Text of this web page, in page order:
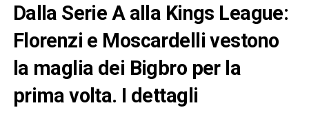
Dalla Serie A alla Kings League:
Florenzi e Moscardelli vestono
la maglia dei Bigbro per la
prima volta. I dettagli